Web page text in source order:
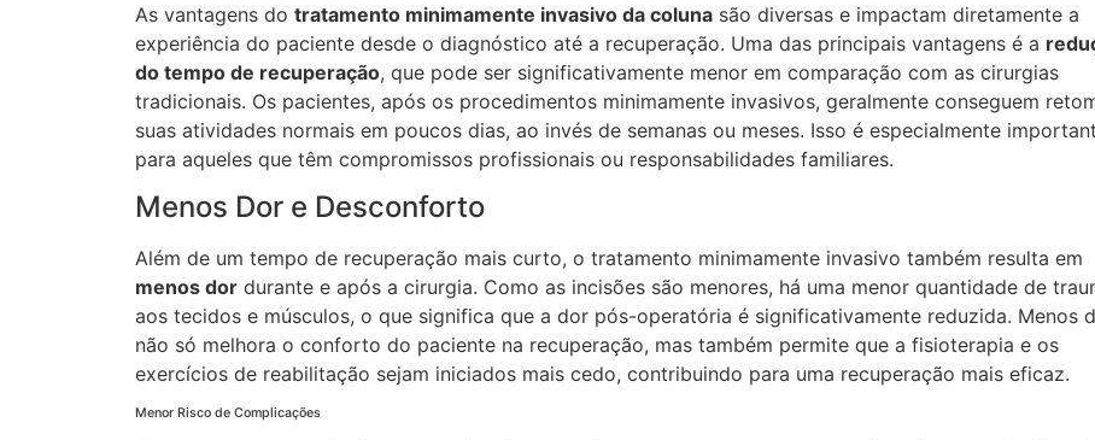
As vantagens do tratamento minimamente invasivo da coluna são diversas e impactam diretamente a
experiência do paciente desde o diagnóstico até a recuperação. Uma das principais vantagens é a
do tempo de recuperação, que pode ser significativamente menor em comparação com as cirurgias
tradicionais. Os pacientes, após os procedimentos minimamente invasivos, geralmente conseguem
suas atividades normais em poucos dias, ao invés de semanas ou meses. Isso é especialmente
para aqueles que têm compromissos profissionais ou responsabilidades familiares.
Menos Dor e Desconforto
Além de um tempo de recuperação mais curto, o tratamento minimamente invasivo também resulta em
menos dor durante e após a cirurgia. Como as incisões são menores, há uma menor quantidade de
aos tecidos e músculos, o que significa que a dor pós-operatória é significativamente reduzida. Menos
não só melhora o conforto do paciente na recuperação, mas também permite que a fisioterapia e os
exercícios de reabilitação sejam iniciados mais cedo, contribuindo para uma recuperação mais eficaz.
Menor Risco de Complicações